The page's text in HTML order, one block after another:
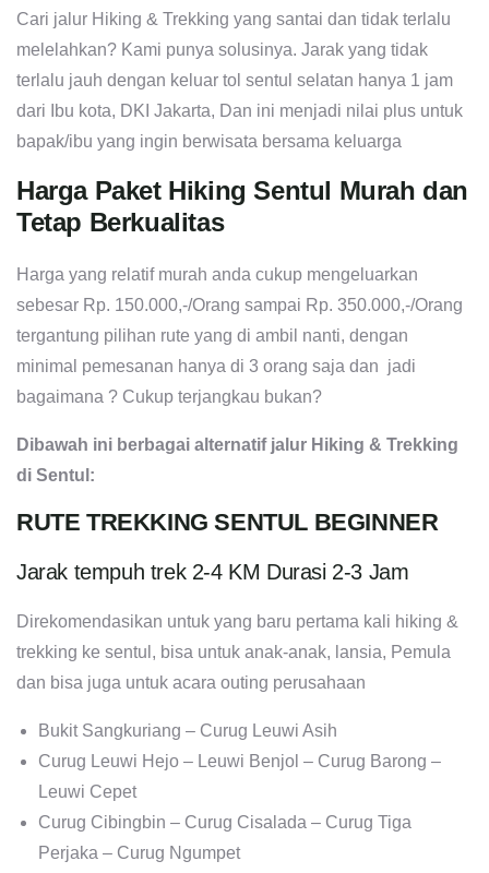
Cari jalur Hiking & Trekking yang santai dan tidak terlalu
melelahkan? Kami punya solusinya. Jarak yang tidak
terlalu jauh dengan keluar tol sentul selatan hanya 1 jam
dari Ibu kota, DKI Jakarta, Dan ini menjadi nilai plus untuk
bapak/ibu yang ingin berwisata bersama keluarga
Harga Paket Hiking Sentul Murah dan
Tetap Berkualitas
Harga yang relatif murah anda cukup mengeluarkan
sebesar Rp. 150.000,-/Orang sampai Rp. 350.000,-/Orang
tergantung pilihan rute yang di ambil nanti, dengan
minimal pemesanan hanya di 3 orang saja dan jadi
bagaimana ? Cukup terjangkau bukan?
Dibawah ini berbagai alternatif jalur Hiking & Trekking
di Sentul:
RUTE TREKKING SENTUL BEGINNER
Jarak tempuh trek 2-4 KM Durasi 2-3 Jam
Direkomendasikan untuk yang baru pertama kali hiking &
trekking ke sentul, bisa untuk anak-anak, lansia, Pemula
dan bisa juga untuk acara outing perusahaan
Bukit Sangkuriang – Curug Leuwi Asih
Curug Leuwi Hejo – Leuwi Benjol – Curug Barong –
Leuwi Cepet
Curug Cibingbin – Curug Cisalada – Curug Tiga
Perjaka – Curug Ngumpet